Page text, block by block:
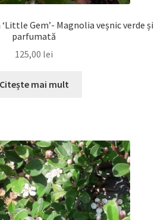
Gem’- Magnolia veșnic verde și
parfumată
125,00 lei
Citește mai mult